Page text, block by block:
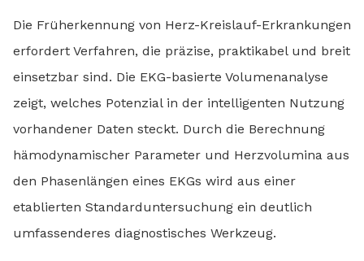
Die Früherkennung von Herz-Kreislauf-Erkrankungen
erfordert Verfahren, die präzise, praktikabel und breit
einsetzbar sind. Die EKG-basierte Volumenanalyse
zeigt, welches Potenzial in der intelligenten Nutzung
vorhandener Daten steckt. Durch die Berechnung
hämodynamischer Parameter und Herzvolumina aus
den Phasenlängen eines EKGs wird aus einer
etablierten Standarduntersuchung ein deutlich
umfassenderes diagnostisches Werkzeug.